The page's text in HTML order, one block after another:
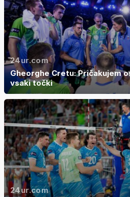
24ur.com
Gheorghe Cretu: Pričakujem
vsaki točki
24ur.com